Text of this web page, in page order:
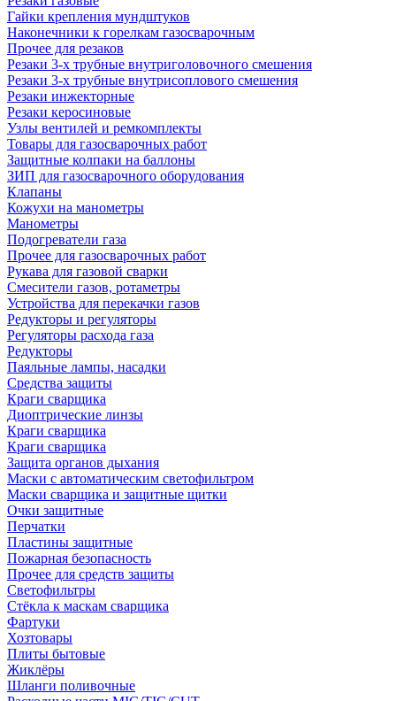
Гайки крепления мундштуков
Наконечники к горелкам газосварочным
Прочее для резаков
Резаки 3-х трубные внутриголовочного смешения
Резаки 3-х трубные внутрисоплового смешения
Резаки инжекторные
Резаки керосиновые
Узлы вентилей и ремкомплекты
Товары для газосварочных работ
Защитные колпаки на баллоны
ЗИП для газосварочного оборудования
Клапаны
Кожухи на манометры
Манометры
Подогреватели газа
Прочее для газосварочных работ
Рукава для газовой сварки
Смесители газов, ротаметры
Устройства для перекачки газов
Редукторы и регуляторы
Регуляторы расхода газа
Редукторы
Паяльные лампы, насадки
Средства защиты
Краги сварщика
Диоптрические линзы
Краги сварщика
Краги сварщика
Защита органов дыхания
Маски с автоматическим светофильтром
Маски сварщика и защитные щитки
Очки защитные
Перчатки
Пластины защитные
Пожарная безопасность
Прочее для средств защиты
Светофильтры
Стёкла к маскам сварщика
Фартуки
Хозтовары
Плиты бытовые
Жиклёры
Шланги поливочные